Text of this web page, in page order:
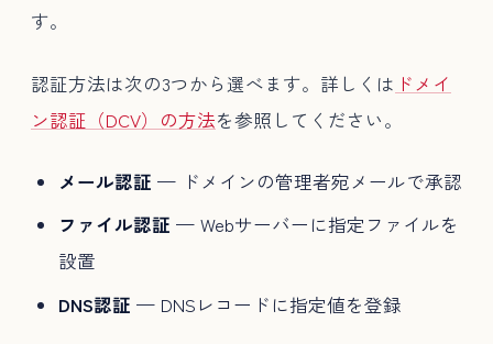
す。
認証方法は次の3つから選べます。詳しくは ドメイ
ン認証（DCV）の方法を参照してください。
メール認証 — ドメインの管理者宛メールで承認
ファイル認証 — Webサーバーに指定ファイルを
設置
DNS認証 — DNSレコードに指定値を登録